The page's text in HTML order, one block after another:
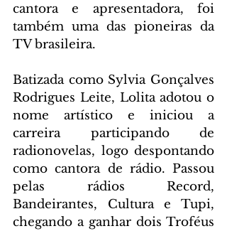
cantora e apresentadora, foi
também uma das pioneiras da
TV brasileira.
Batizada como Sylvia Gonçalves
Rodrigues Leite, Lolita adotou o
nome artístico e iniciou a
carreira participando de
radionovelas, logo despontando
como cantora de rádio. Passou
pelas rádios Record,
Bandeirantes, Cultura e Tupi,
chegando a ganhar dois Troféus